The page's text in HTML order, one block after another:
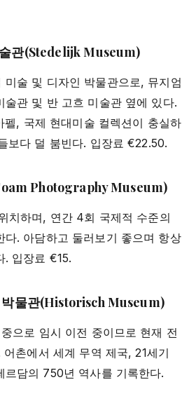
관(Stedelijk Museum)
미술 및 디자인 박물관으로, 뮤지엄
술관 및 반 고흐 미술관 옆에 있다.
, 국제 현대미술 컬렉션이 충실하
보다 덜 붐빈다. 입장료 €22.50.
Photography Museum)
치하며, 연간 4회 국제적 수준의
다. 아담하고 둘러보기 좋으며 항상
. 입장료 €15.
박물관(Historisch Museum)
으로 임시 이전 중이므로 현재 전
촌에서 세계 무역 제국, 21세기
르담의 750년 역사를 기록한다.